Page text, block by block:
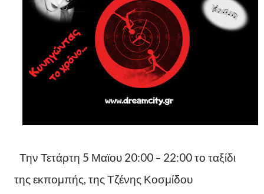
Την Τετάρτη 5 Μαϊου 20:00 – 22:00 το ταξίδι
της εκπομπής, της Τζένης Κοσμίδου